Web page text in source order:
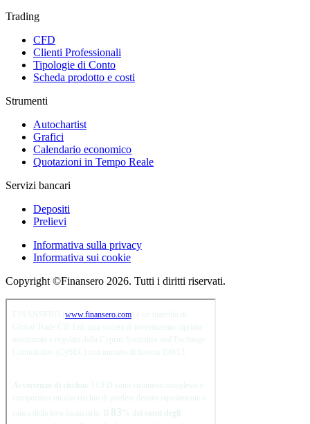
Trading
CFD
Clienti Professionali
Tipologie di Conto
Scheda prodotto e costi
Strumenti
Autochartist
Grafici
Calendario economico
Quotazioni in Tempo Reale
Servizi bancari
Depositi
Prelievi
Informativa sulla privacy
Informativa sui cookie
Copyright ©Finansero 2026. Tutti i diritti riservati.